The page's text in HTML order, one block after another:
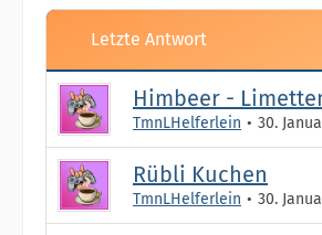
Letzte Antwort
Himbeer -
TmnLHelferlein 30.
Rübli Kuchen
TmnLHelferlein 30.